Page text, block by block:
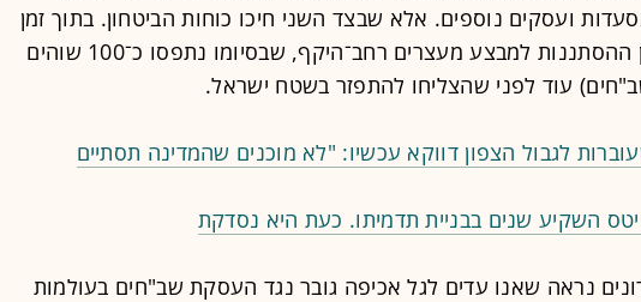
ועסקים נוספים. אלא שבצד השני חיכו כוחות הביטחון. בתוך זמן
קצר הפך ניסיון ההסתננות למבצע מעצרים רחב־היקף, שבסיומו נתפסו כ־100 שוהים
עוד לפני שהצליחו להתפזר בשטח ישראל.
לגבול הצפון דווקא עכשיו: "לא מוכנים שהמדינה תסתיים
נראה שאנו עדים לגל אכיפה גובר נגד העסקת שב"חים בעולמות